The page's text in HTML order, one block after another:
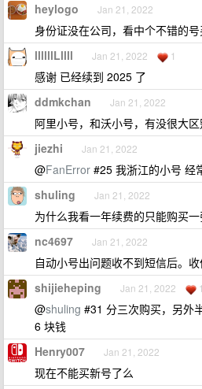
heylogo Jan 21, 2022
身份证没在公司，看中个不错的
llllllLllll Jan 21, 2022 1
感谢 已经续到 2025 了
ddmkchan Jan 21, 2022
阿里小号，和沃小号，有没很大区
jiezhi Jan 21, 2022
@FanError #25 我浙江的小号 经
shuling Jan 21, 2022
为什么我看一年续费的只能购买
nc4697 Jan 21, 2022
自动小号出问题收不到短信后。
shijieheping Jan 21, 2022 1
@shuling #31 分三次购买，另外
6 块钱
Henry007 Jan 21, 2022
现在不能买新号了么